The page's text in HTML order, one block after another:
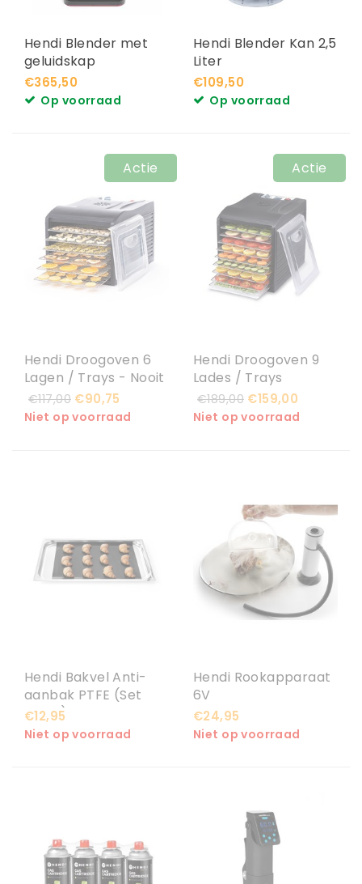
Hendi Blender met
geluidskap
€365,50
Op voorraad
Hendi Blender Kan 2,5
Liter
€109,50
Op voorraad
Actie
Hendi Droogoven 6
Lagen / Trays - Nooit
meer leverbaar
€117,00 €90,75
Niet op voorraad
Actie
Hendi Droogoven 9
Lades / Trays
€189,00 €159,00
Niet op voorraad
Hendi Bakvel Anti-
aanbak PTFE (Set
van 5)
€12,95
Niet op voorraad
Hendi Rookapparaat
6V
€24,95
Niet op voorraad